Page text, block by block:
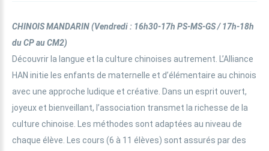
CHINOIS MANDARIN(Vendredi : 16h30-17h PS-MS-GS / 17h-18h
du CP au CM2)
Découvrir la langue et la culture chinoises autrement. L’Alliance
HAN initie les enfants de maternelle et d’élémentaire au chinois
avec une approche ludique et créative. Dans un esprit ouvert,
joyeux et bienveillant, l’association transmet la richesse de la
culture chinoise. Les méthodes sont adaptées au niveau de
chaque élève. Les cours (6 à 11 élèves) sont assurés par des